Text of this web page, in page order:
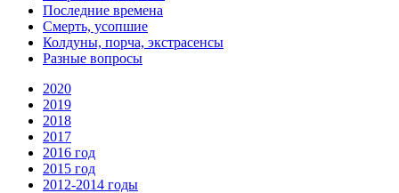
Последние времена
Смерть, усопшие
Колдуны, порча, экстрасенсы
Разные вопросы
2020
2019
2018
2017
2016 год
2015 год
2012-2014 годы